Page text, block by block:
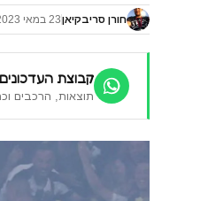
חורן סריבקיאן23 במאי 2023
קבוצת
תוצאות, הרכבים